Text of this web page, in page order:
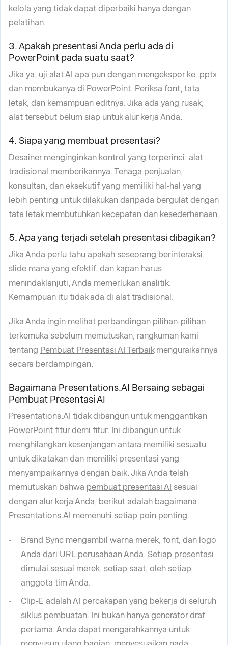
kelola yang tidak dapat diperbaiki hanya dengan
pelatihan.
3. Apakah presentasi Anda perlu ada di
PowerPoint pada suatu saat?
Jika ya, uji alat AI apa pun dengan mengekspor ke .pptx
dan membukanya di PowerPoint. Periksa font, tata
letak, dan kemampuan editnya. Jika ada yang rusak,
alat tersebut belum siap untuk alur kerja Anda.
4. Siapa yang membuat presentasi?
Desainer menginginkan kontrol yang terperinci: alat
tradisional memberikannya. Tenaga penjualan,
konsultan, dan eksekutif yang memiliki hal-hal yang
lebih penting untuk dilakukan daripada bergulat dengan
tata letak membutuhkan kecepatan dan kesederhanaan.
5. Apa yang terjadi setelah presentasi dibagikan?
Jika Anda perlu tahu apakah seseorang berinteraksi,
slide mana yang efektif, dan kapan harus
menindaklanjuti, Anda memerlukan analitik.
Kemampuan itu tidak ada di alat tradisional.
Jika Anda ingin melihat perbandingan pilihan-pilihan
terkemuka sebelum memutuskan, rangkuman kami
tentang Pembuat Presentasi AI Terbaikmenguraikannya
secara berdampingan.
Bagaimana Presentations.AI Bersaing sebagai
Pembuat Presentasi AI
Presentations.AI tidak dibangun untuk menggantikan
PowerPoint fitur demi fitur. Ini dibangun untuk
menghilangkan kesenjangan antara memiliki sesuatu
untuk dikatakan dan memiliki presentasi yang
menyampaikannya dengan baik. Jika Anda telah
memutuskan bahwa pembuat presentasi AI sesuai
dengan alur kerja Anda, berikut adalah bagaimana
Presentations.AI memenuhi setiap poin penting.
Brand Sync mengambil warna merek, font, dan logo
Anda dari URL perusahaan Anda. Setiap presentasi
dimulai sesuai merek, setiap saat, oleh setiap
anggota tim Anda.
Clip-E adalah AI percakapan yang bekerja di seluruh
siklus pembuatan. Ini bukan hanya generator draf
pertama. Anda dapat mengarahkannya untuk